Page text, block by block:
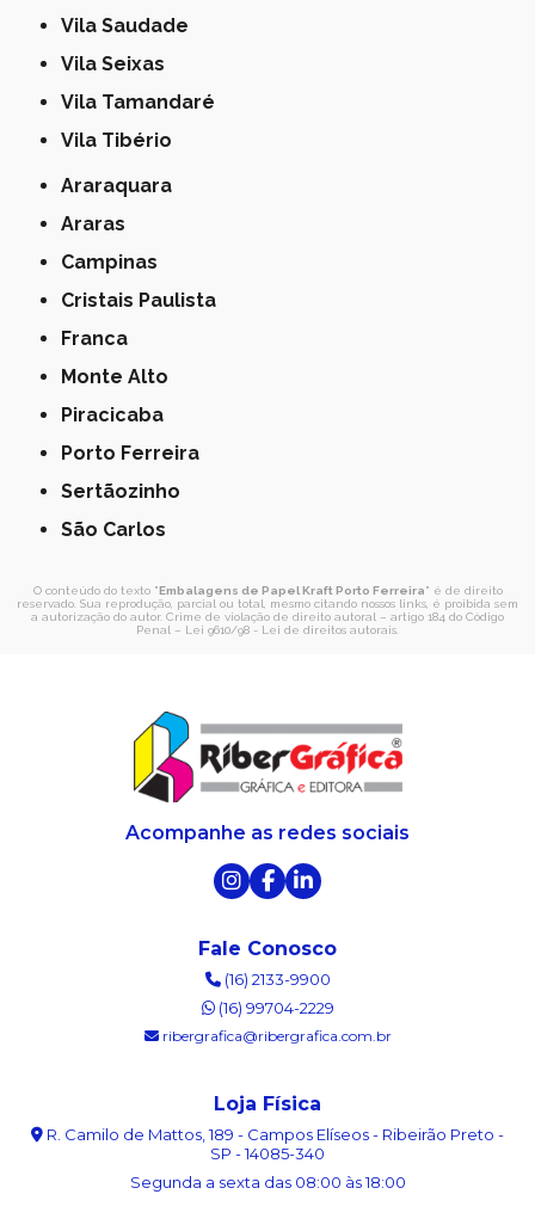
Vila Saudade
Vila Seixas
Vila Tamandaré
Vila Tibério
Araraquara
Araras
Campinas
Cristais Paulista
Franca
Monte Alto
Piracicaba
Porto Ferreira
Sertãozinho
São Carlos
O conteúdo do texto "Embalagens de Papel Kraft Porto Ferreira" é de direito
reservado. Sua reprodução, parcial ou total, mesmo citando nossos links, é proibida sem
a autorização do autor. Crime de violação de direito autoral – artigo 184 do Código
Penal – Lei 9610/98 - Lei de direitos autorais
Acompanhe as redes sociais
Fale Conosco
(16) 2133-9900
(16) 99704-2229
ribergrafica@ribergrafica.com.br
Loja Física
R. Camilo de Mattos, 189 - Campos Elíseos - Ribeirão Preto -
SP - 14085-340
Segunda a sexta das 08:00 às 18:00